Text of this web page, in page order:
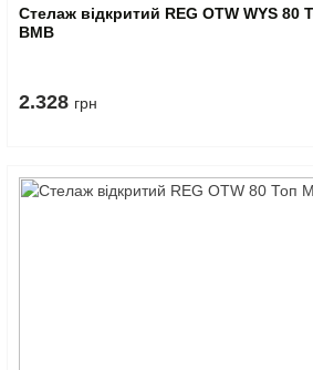
Стелаж відкритий REG OTW WYS 80
ВМВ
2.328 грн